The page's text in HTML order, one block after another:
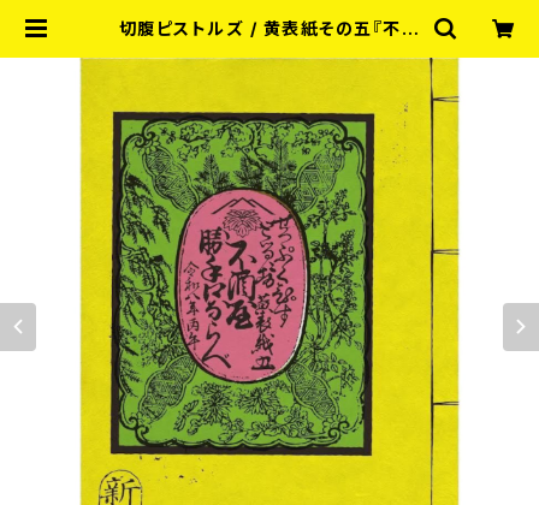
切腹ピストルズ / 黄表紙その五『不酒
ならべ）BOOK | RECORD SHOP